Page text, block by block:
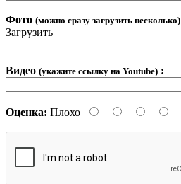
Фото (можно сразу загрузить несколько)
Загрузить
Видео (укажите ссылку на Youtube) :
Оценка: Плохо